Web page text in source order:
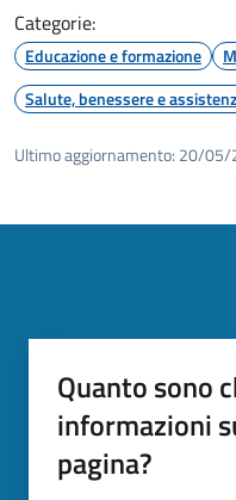
Categorie:
Educazione e formazione
Salute, benessere e
Ultimo aggiornamento: 20/05/
Quanto sono
informazioni
pagina?